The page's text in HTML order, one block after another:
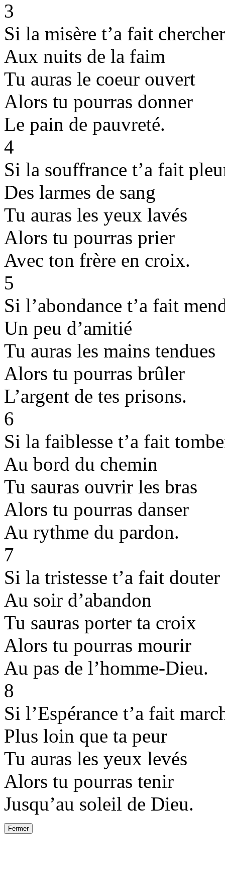
3
Si la misère t’a fait chercher
Aux nuits de la faim
Tu auras le coeur ouvert
Alors tu pourras donner
Le pain de pauvreté.
4
Si la souffrance t’a fait
Des larmes de sang
Tu auras les yeux lavés
Alors tu pourras prier
Avec ton frère en croix.
5
Si l’abondance t’a fait
Un peu d’amitié
Tu auras les mains tendues
Alors tu pourras brûler
L’argent de tes prisons.
6
Si la faiblesse t’a fait
Au bord du chemin
Tu sauras ouvrir les bras
Alors tu pourras danser
Au rythme du pardon.
7
Si la tristesse t’a fait douter
Au soir d’abandon
Tu sauras porter ta croix
Alors tu pourras mourir
Au pas de l’homme-Dieu.
8
Si l’Espérance t’a fait
Plus loin que ta peur
Tu auras les yeux levés
Alors tu pourras tenir
Jusqu’au soleil de Dieu.
Fermer